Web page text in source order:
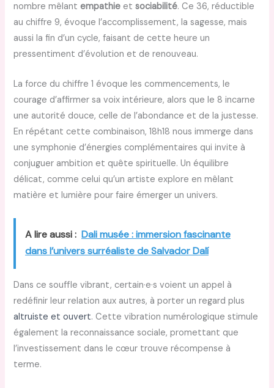
nombre mêlantempathie etsociabilité. Ce 36, réductible
au chiffre 9, évoque l’accomplissement, la sagesse, mais
aussi la fin d’un cycle, faisant de cette heure un
pressentiment d’évolution et de renouveau.
La force du chiffre 1 évoque les commencements, le
courage d’affirmer sa voix intérieure, alors que le 8 incarne
une autorité douce, celle de l’abondance et de la justesse.
En répétant cette combinaison, 18h18 nous immerge dans
une symphonie d’énergies complémentaires qui invite à
conjuguer ambition et quête spirituelle. Un équilibre
délicat, comme celui qu’un artiste explore en mêlant
matière et lumière pour faire émerger un univers.
A lire aussi : Dali musée : immersion fascinante
dans l’univers surréaliste de Salvador Dalí
Dans ce souffle vibrant, certain·e·s voient un appel à
redéfinir leur relation aux autres, à porter un regard plus
altruiste et ouvert. Cette vibration numérologique stimule
également la reconnaissance sociale, promettant que
l’investissement dans le cœur trouve récompense à
terme.